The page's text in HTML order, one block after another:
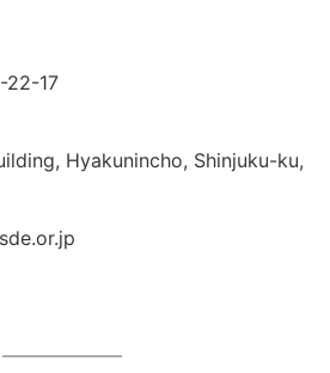
22-17
Hyakunincho, Shinjuku-ku,